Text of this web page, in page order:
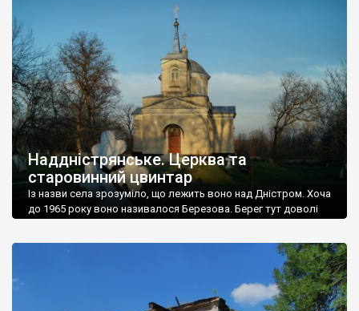
старовинний цвинтар із кам’яними хрестами. Всі епітафії, які
збереглися, написані кирилицею, церковнослов’янською
мовою. За всіма традиційними ознаками – цвинтар
український. Хрести датуються 19 століттям. У 1924-1940
роках Болган […]
Наддністрянське. Церква та
старовинний цвинтар
Із назви села зрозуміло, що лежить воно над Дністром. Хоча
до 1965 року воно називалося Березова. Берег тут доволі
Наддністрянське відрізняється від більшості навколишніх
сіл. У селі є мурована Михайлівська церква. Точної дати […]